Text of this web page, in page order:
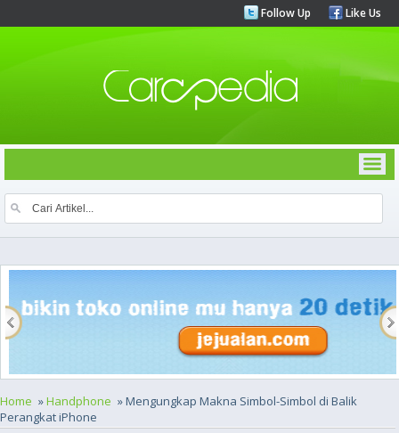
Follow Up Like Us
Home »Handphone » Mengungkap Makna Simbol-Simbol di Balik
Perangkat iPhone